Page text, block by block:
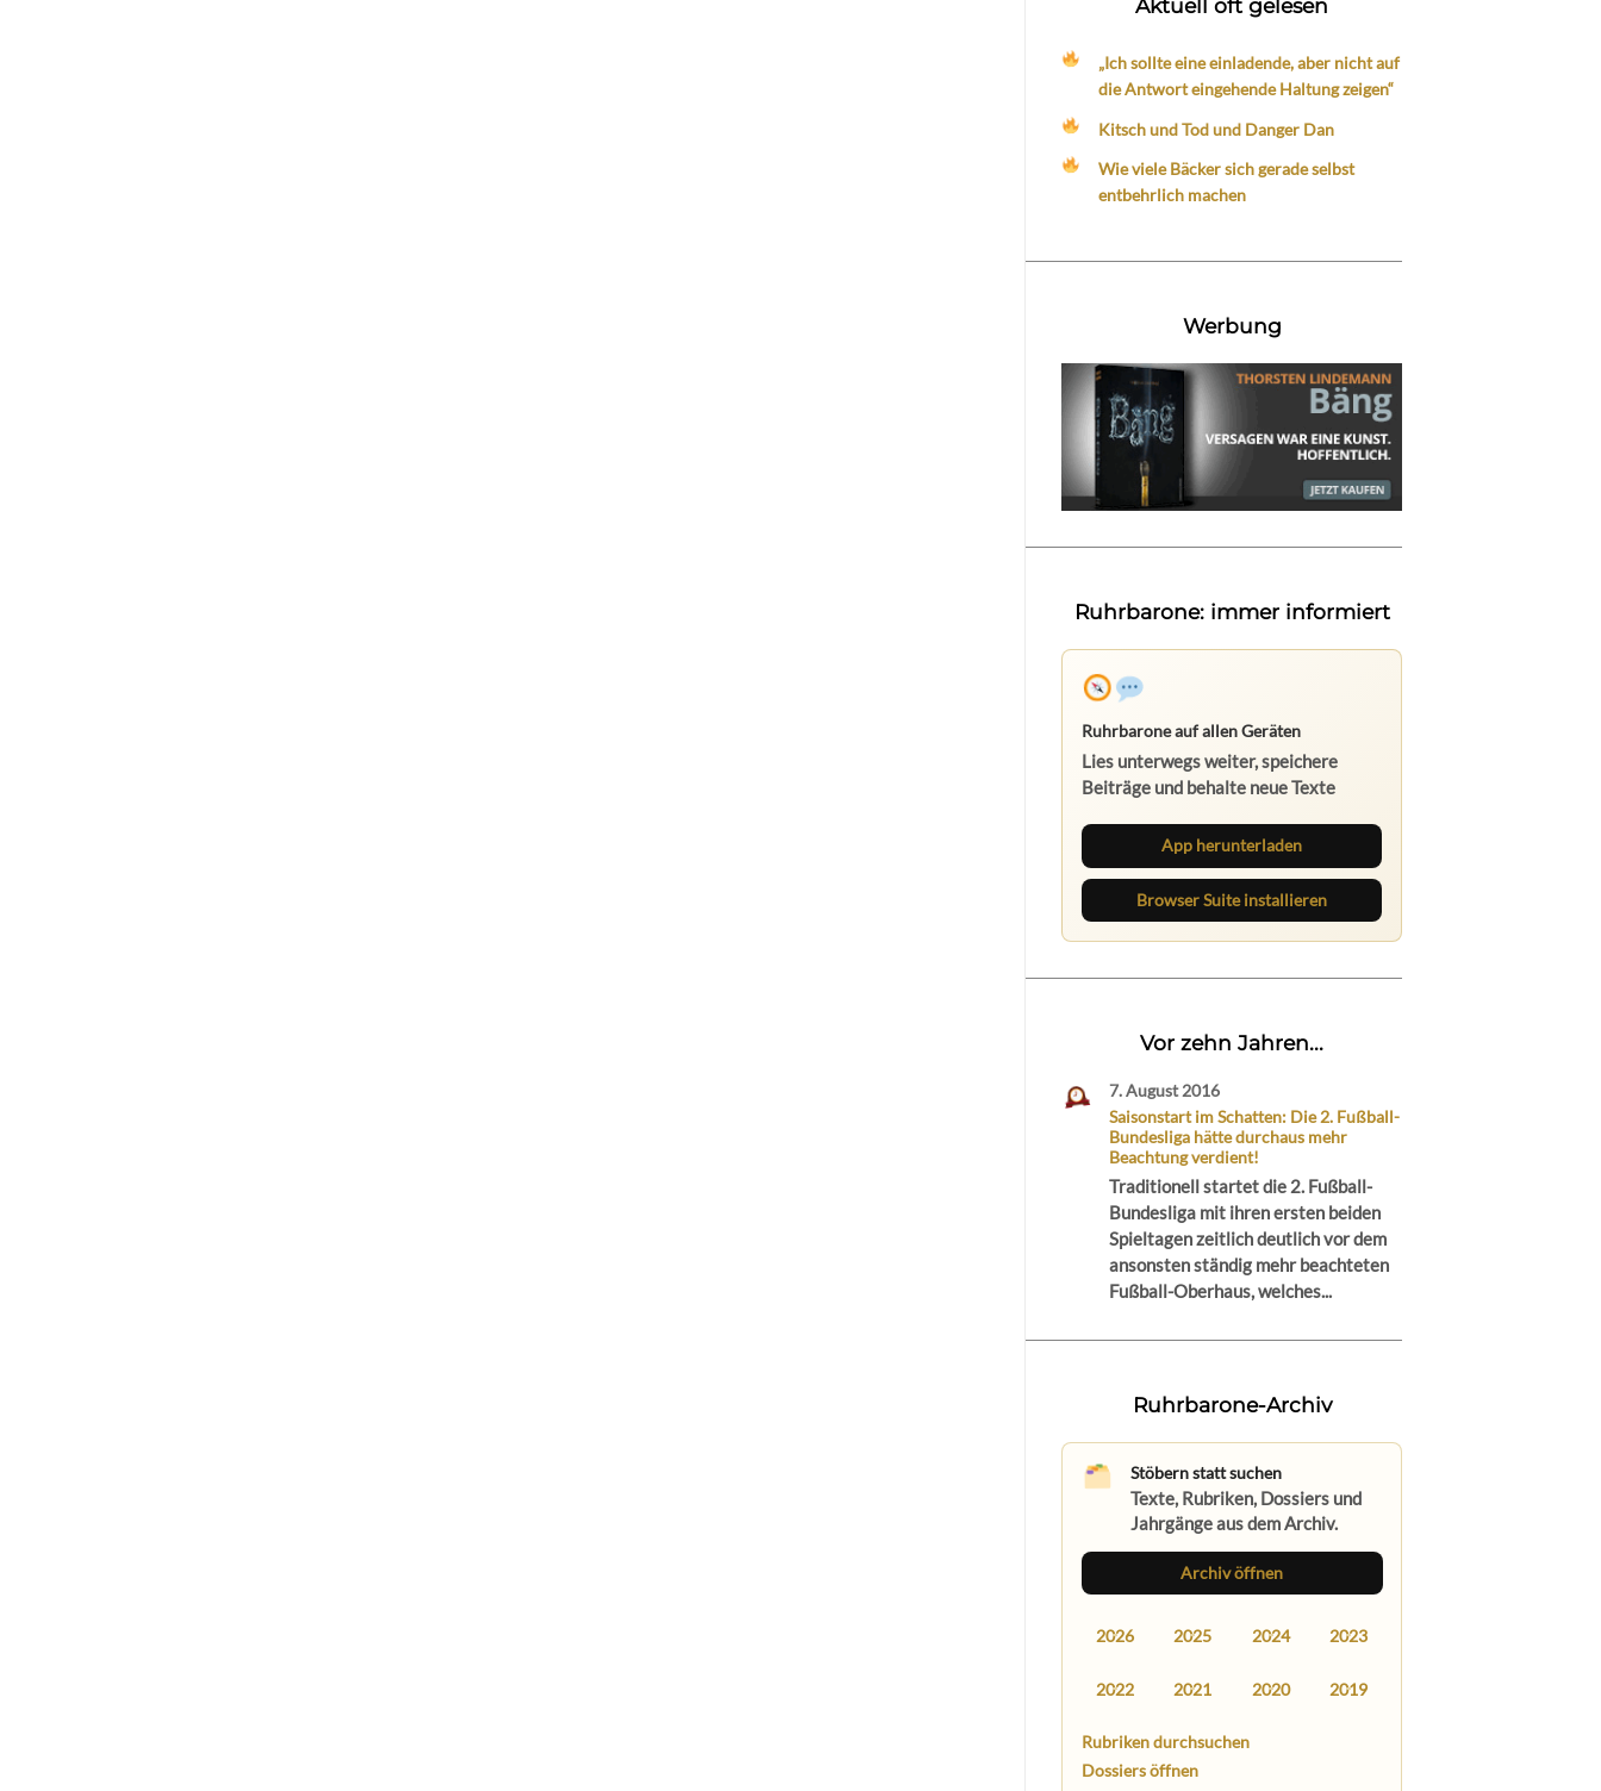
Aktuell oft gelesen
„Ich sollte eine einladende, aber nicht auf
die Antwort eingehende Haltung zeigen“
Kitsch und Tod und Danger Dan
Wie viele Bäcker sich gerade selbst
entbehrlich machen
Werbung
Ruhrbarone: immer informiert
Ruhrbarone auf allen Geräten
Lies unterwegs weiter, speichere
Beiträge und behalte neue Texte
App herunterladen
Browser Suite installieren
Vor zehn Jahren...
7. August 2016
Saisonstart im Schatten: Die 2. Fußball-
Bundesliga hätte durchaus mehr
Beachtung verdient!
Traditionell startet die 2. Fußball-
Bundesliga mit ihren ersten beiden
Spieltagen zeitlich deutlich vor dem
ansonsten ständig mehr beachteten
Fußball-Oberhaus, welches...
Ruhrbarone-Archiv
Stöbern statt suchen
Texte, Rubriken, Dossiers und
Jahrgänge aus dem Archiv.
Archiv öffnen
2026 2025 2024 2023
2022 2021 2020 2019
Rubriken durchsuchen
Dossiers öffnen